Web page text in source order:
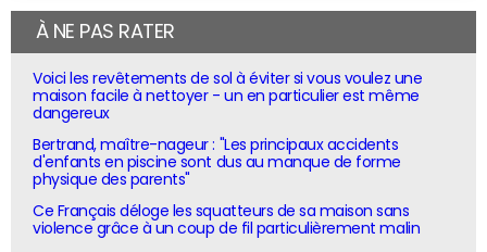
À NE PAS RATER
Voici les revêtements de sol à éviter si vous voulez une
maison facile à nettoyer - un en particulier est même
dangereux
Bertrand, maître-nageur : "Les principaux accidents
d'enfants en piscine sont dus au manque de forme
physique des parents"
Ce Français déloge les squatteurs de sa maison sans
violence grâce à un coup de fil particulièrement malin